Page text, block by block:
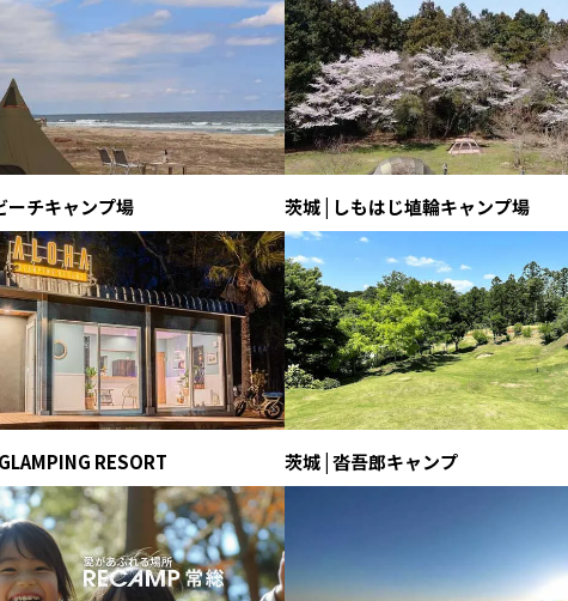
ーチキャンプ場 茨城 | しもはじ埴輪キャンプ場
RESORT 茨城 | 沓吾郎キャンプ